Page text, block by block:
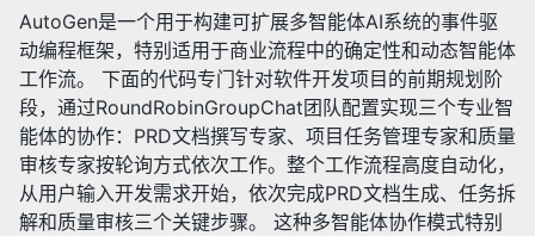
✅ 其他AI相关技术
✅ 研究动态
✅ 新技术追踪
AutoGen是一个用于构建可扩展多智能体AI系统的事件驱
动编程框架，特别适用于商业流程中的确定性和动态智能体
工作流。 下面的代码专门针对软件开发项目的前期规划阶
段，通过RoundRobinGroupChat团队配置实现三个专业智
能体的协作：PRD文档撰写专家、项目任务管理专家和质量
审核专家按轮询方式依次工作。整个工作流程高度自动化，
从用户输入开发需求开始，依次完成PRD文档生成、任务拆
解和质量审核三个关键步骤。 这种多智能体协作模式特别